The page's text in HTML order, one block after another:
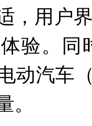
，用户
验。
动汽车